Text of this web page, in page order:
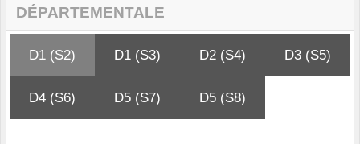
DÉPARTEMENTALE
D1 (S2) D1 (S3) D2 (S4) D3 (S5)
D4 (S6) D5 (S7) D5 (S8)